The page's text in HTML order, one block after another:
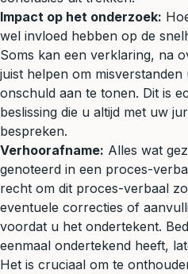
Impact op het onderzoek:
wel invloed hebben op de
Soms kan een verklaring, na
juist helpen om
onschuld aan te tonen. Dit is
beslissing die u altijd met uw
bespreken.
Verhoorafname: Alles wat
genoteerd in een proces-
recht om dit proces-verbaal
eventuele correcties of
voordat u het ondertekent.
eenmaal ondertekend heeft,
Het is cruciaal om te